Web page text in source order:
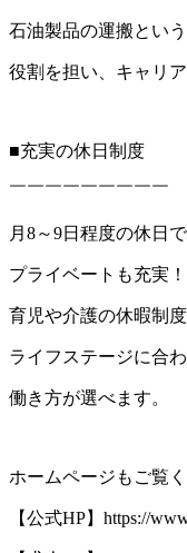
石油製品の運搬とい
役割を担い、キャリ
■充実の休日制度
￣￣￣￣￣￣￣￣￣
月8～9日程度の休日で
プライベートも充実！
育児や介護の休暇制
ライフステージに合
働き方が選べます。
ホームページもご覧く
【公式HP】https://